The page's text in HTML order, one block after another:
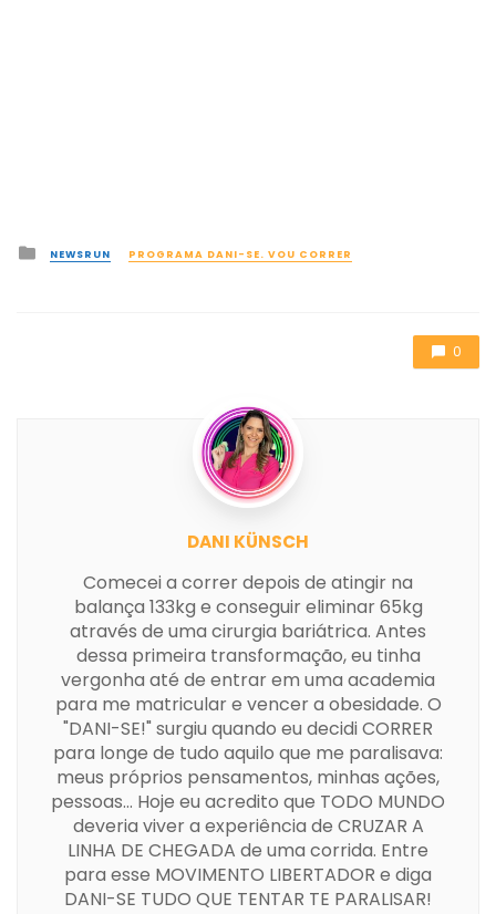
Posted
in
NEWSRUN PROGRAMA DANI-SE. VOU CORRER
0
DANI KÜNSCH
Comecei a correr depois de atingir na
balança 133kg e conseguir eliminar 65kg
através de uma cirurgia bariátrica. Antes
dessa primeira transformação, eu tinha
vergonha até de entrar em uma academia
para me matricular e vencer a obesidade. O
"DANI-SE!" surgiu quando eu decidi CORRER
para longe de tudo aquilo que me paralisava:
meus próprios pensamentos, minhas ações,
pessoas... Hoje eu acredito que TODO MUNDO
deveria viver a experiência de CRUZAR A
LINHA DE CHEGADA de uma corrida. Entre
para esse MOVIMENTO LIBERTADOR e diga
DANI-SE TUDO QUE TENTAR TE PARALISAR!